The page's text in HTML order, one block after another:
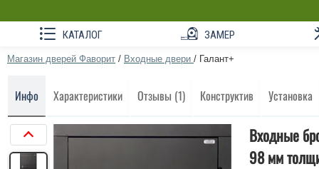
КАТАЛОГ ЗАМЕР
Магазин дверей Фаворит / Входные двери / Галант+
Инфо Характеристики Отзывы (1) Конструктив Установка
Входные
98 мм